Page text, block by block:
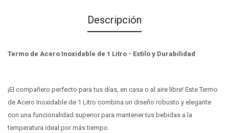
Descripción
Termo de Acero Inoxidable de 1 Litro - Estilo y Durabilidad
¡El compañero perfecto para tus días, en casa o al aire libre! Este Termo
de Acero Inoxidable de 1 Litro combina un diseño robusto y elegante
con una funcionalidad superior para mantener tus bebidas a la
temperatura ideal por más tiempo.